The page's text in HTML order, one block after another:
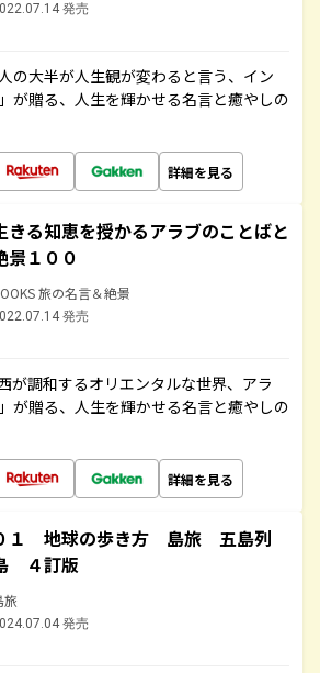
発売
の大半が人生観が変わると言う、イン
が贈る、人生を輝かせる名言と癒やしの
詳細を見る
きる知恵を授かるアラブのことばと
景１００
旅の名言＆絶景
発売
が調和するオリエンタルな世界、アラ
が贈る、人生を輝かせる名言と癒やしの
詳細を見る
１ 地球の歩き方 島旅 五島列
４訂版
旅
発売